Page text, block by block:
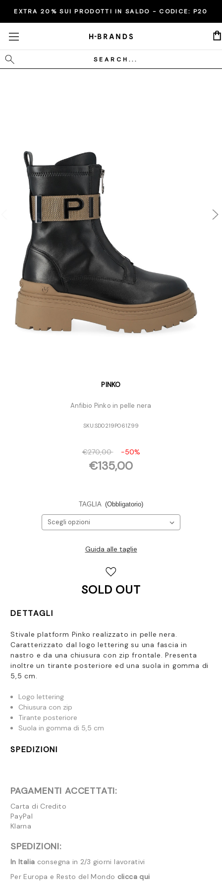
EXTRA 20% SUI PRODOTTI IN SALDO - CODICE: P20
Cerca
PINKO
Anfibio Pinko in pelle nera
SKU:SD0219P061Z99
€270,00 -50%
€135,00
TAGLIA (Obbligatorio)
Guida alle taglie
SOLD OUT
DETTAGLI
Stivale platform Pinko realizzato in pelle nera.
Caratterizzato dal logo lettering su una fascia in
nastro e da una chiusura con zip frontale. Presenta
inoltre un tirante posteriore ed una suola in gomma di
5,5 cm.
Logo lettering
Chiusura con zip
Tirante posteriore
Suola in gomma di 5,5 cm
SPEDIZIONI
PAGAMENTI ACCETTATI:
Carta di Credito
PayPal
Klarna
SPEDIZIONI:
In Italia consegna in 2/3 giorni lavorativi
Per Europa e Resto del Mondo clicca qui